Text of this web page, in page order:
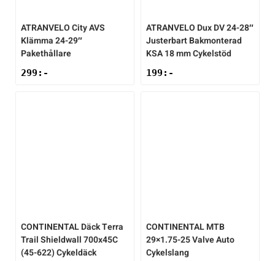
ATRANVELOCity AVS
Klämma 24-29″
Pakethållare
299 :-
ATRANVELO Dux DV 24-28″
Justerbart Bakmonterad
KSA 18 mm Cykelstöd
199 :-
CONTINENTALDäck Terra
Trail Shieldwall 700x45C
(45-622) Cykeldäck
CONTINENTALMTB
29×1.75-25 Valve Auto
Cykelslang